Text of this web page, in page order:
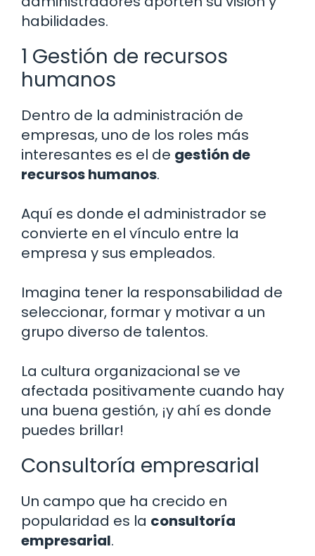
habilidades.
1 Gestión de recursos
humanos
Dentro de la administración de
empresas, uno de los roles más
interesantes es el de gestión de
recursos humanos.
Aquí es donde el administrador se
convierte en el vínculo entre la
empresa y sus empleados.
Imagina tener la responsabilidad de
seleccionar, formar y motivar a un
grupo diverso de talentos.
La cultura organizacional se ve
afectada positivamente cuando hay
una buena gestión, ¡y ahí es donde
puedes brillar!
Consultoría empresarial
Un campo que ha crecido en
popularidad es la consultoría
empresarial.